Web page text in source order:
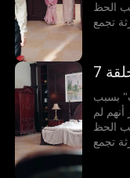
الحظ
تجمع
ومنذ
فجأة،
خفي من
7
بسبب
أنهم لم
الحظ
تجمع